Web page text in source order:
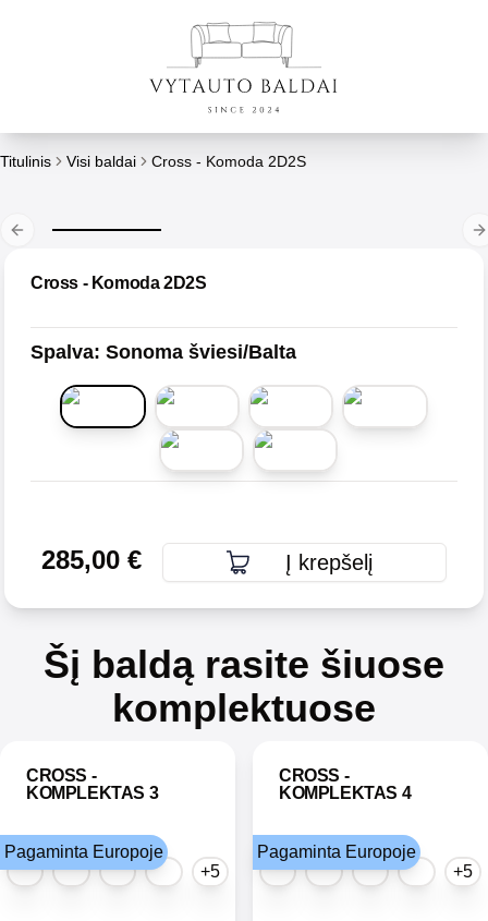
Titulinis Visi baldai Cross - Komoda 2D2S
Previous slide
Cross - Komoda 2D2S
Spalva: Sonoma šviesi/Balta
285,00€ Į krepšelį
Šį baldą rasite šiuose
komplektuose
CROSS -
KOMPLEKTAS 3
Pagaminta Europoje
+5
CROSS -
KOMPLEKTAS 4
Pagaminta Europoje
+5